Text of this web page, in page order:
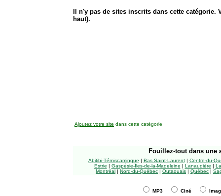
Il n'y pas de sites inscrits dans cette
haut).
Ajoutez votre site dans cette catégorie
Fouillez-tout dans une
Abitibi-Témiscamingue | Bas Saint-Laurent| Centre-du-
Estrie | Gaspésie-Îles-de-la-Madeleine | Lanaudière |
Montréal | Nord-du-Québec | Outaouais | Québec |
MP3 Ciné